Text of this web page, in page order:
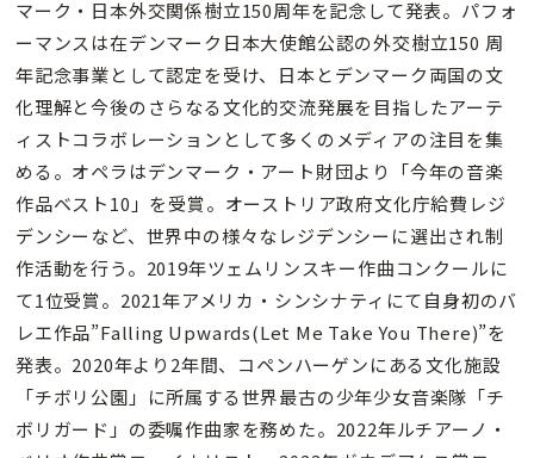
マーク・日本外交関係樹立150周年を記念して発表。パフォ
ーマンスは在デンマーク日本大使館公認の外交樹立150 周
年記念事業として認定を受け、日本とデンマーク両国の文
化理解と今後のさらなる文化的交流発展を目指したアーテ
ィストコラボレーションとして多くのメディアの注目を集
める。オペラはデンマーク・アート財団より「今年の音楽
作品ベスト10」を受賞。オーストリア政府文化庁給費レジ
デンシーなど、世界中の様々なレジデンシーに選出され制
作活動を行う。2019年ツェムリンスキー作曲コンクールに
て1位受賞。2021年アメリカ・シンシナティにて⾃⾝初のバ
レエ作品”Falling Upwards(Let Me Take You There)”を
発表。2020年より2年間、コペンハーゲンにある⽂化施設
「チボリ公園」に所属する世界最古の少年少⼥⾳楽隊「チ
ボリガード」の委嘱作曲家を務めた。2022年ルチアーノ・